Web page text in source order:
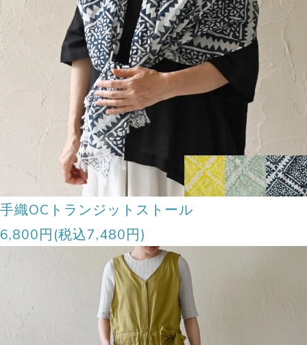
手織OCトランジットストール
6,800円(税込7,480円)